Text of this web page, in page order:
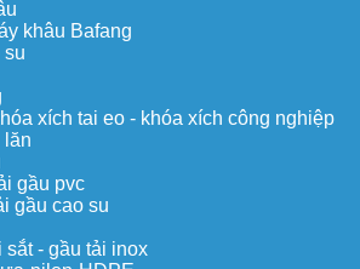
khâu Bafang
su
xích tai eo - khóa xích công nghiệp
lăn
gầu pvc
gầu cao su
sắt - gầu tải inox